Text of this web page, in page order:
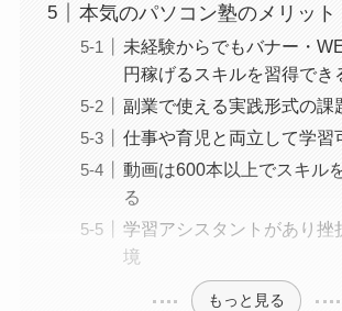
本気のパソコン塾のメリット
未経験からでもバナー・
円稼げるスキルを習得でき
副業で使える実践形式の課
仕事や育児と両立して学習
動画は600本以上でスキル
る
学習アシスタントがあり挫
境
もっと見る